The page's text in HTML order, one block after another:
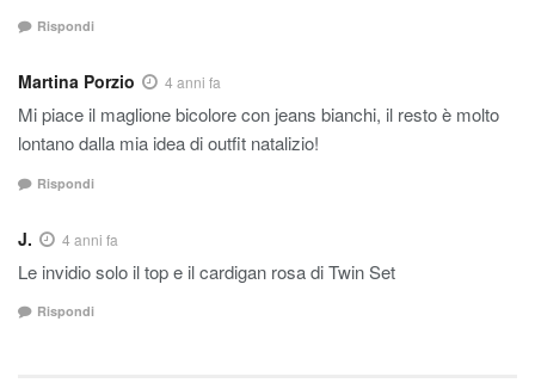
Rispondi
Martina Porzio 4 anni fa
Mi piace il maglione bicolore con jeans bianchi, il resto è molto
lontano dalla mia idea di outfit natalizio!
Rispondi
J. 4 anni fa
Le invidio solo il top e il cardigan rosa di Twin Set
Rispondi